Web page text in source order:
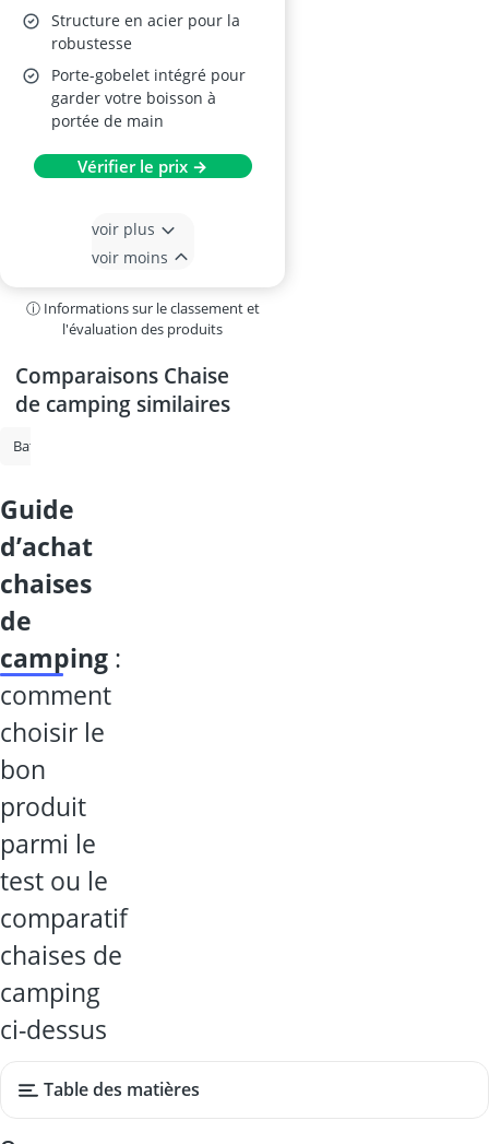
Structure en acier pour la
robustesse
Porte-gobelet intégré pour
garder votre boisson à
portée de main
Vérifier le prix →
voir plus
voir moins
ⓘ Informations sur le classement et
l'évaluation des produits
Comparaisons Chaise
de camping similaires
Batterie AGM 120 Ah
guide
d’achat
chaises
de
camping :
comment
choisir le
bon
produit
parmi le
test ou le
comparatif
chaises de
camping
ci-dessus
Table des matières